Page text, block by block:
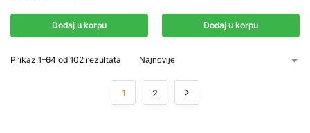
Dodaj u korpu Dodaj u korpu
Prikaz 1–64 od 102 rezultata
1 2